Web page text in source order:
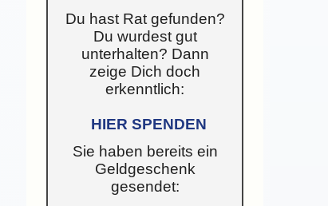
Du hast Rat gefunden?
Du wurdest gut
unterhalten? Dann
zeige Dich doch
erkenntlich:
HIER SPENDEN
Sie haben bereits ein
Geldgeschenk
gesendet: